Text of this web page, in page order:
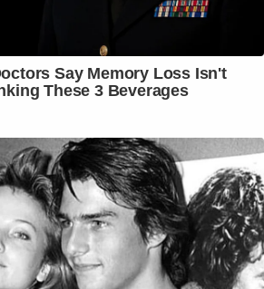
Say Memory Loss Isn't
These 3 Beverages